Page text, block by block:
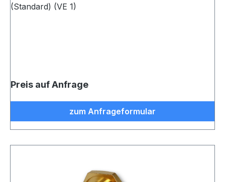
(Standard) (VE 1)
Preis auf Anfrage
zum Anfrageformular